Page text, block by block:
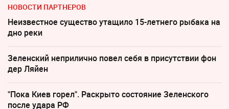
НОВОСТИ ПАРТНЕРОВ
Неизвестное существо утащило 15-летнего рыбака на
дно реки
Зеленский неприлично повел cебя в присутствии фон
дер Ляйен
"Пока Киев горел". Раскрыто состояние Зеленского
после удара РФ